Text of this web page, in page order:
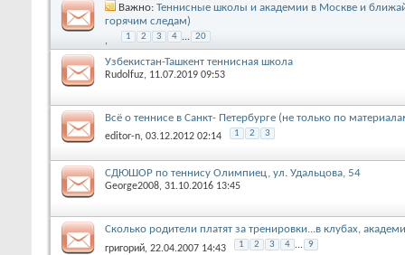
Важно: Теннисные школы и академии в Москве и
горячим следам)
, 1 2 3 4 ... 20
Узбекистан-Ташкент теннисная школа
Rudolfuz, 11.07.2019 09:53
Всё о теннисе в Санкт- Петербурге (не только по
editor-n, 03.12.2012 02:14 1 2 3
СДЮШОР по теннису Олимпиец, ул. Удальцова, 54
George2008, 31.10.2016 13:45
Сколько родители платят за тренировки...в клубах,
григорий, 22.04.2007 14:43 1 2 3 4 ... 9